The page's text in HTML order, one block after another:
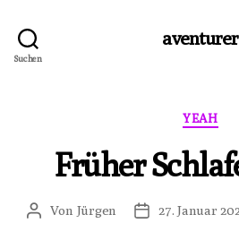
Suchen
aventurer
YEAH
Früher
Beitragsautor
Von Jürgen 27. Januar